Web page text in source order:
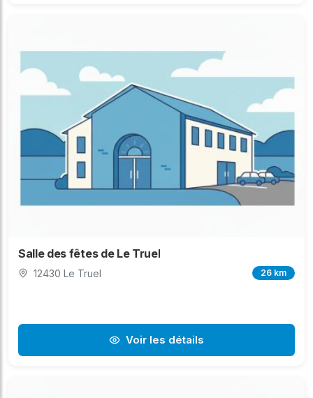
Salle des fêtes de Le Truel
12430 Le Truel 26 km
Voir les détails